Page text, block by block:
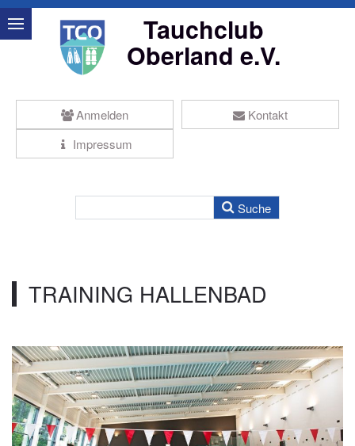
Tauchclub
Oberland e.V.
Anmelden
Kontakt
Impressum
TRAINING HALLENBAD